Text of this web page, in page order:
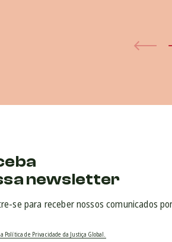
newsletter
se para receber nossos comunicados
Política de Privacidade da Justiça Global.